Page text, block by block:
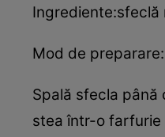
Ingrediente:sfeclă
Mod de preparare:
Spală sfecla până
stea într-o farfurie